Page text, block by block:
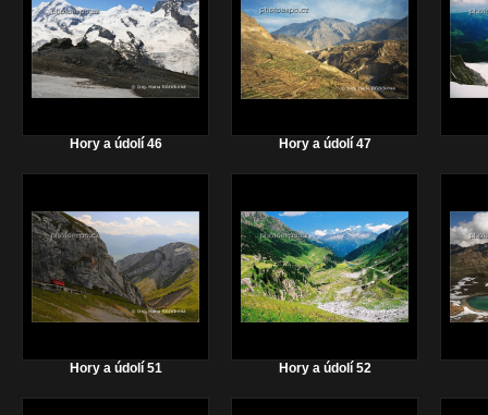
Hory a údolí 46 Hory a údolí 47
Hory a údolí 51 Hory a údolí 52